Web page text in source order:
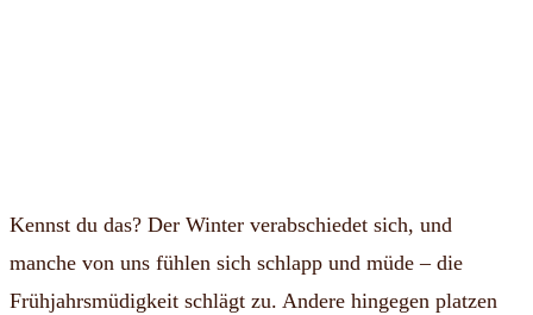
Kennst du das? Der Winter verabschiedet sich, und
manche von uns fühlen sich schlapp und müde – die
Frühjahrsmüdigkeit schlägt zu. Andere hingegen platzen